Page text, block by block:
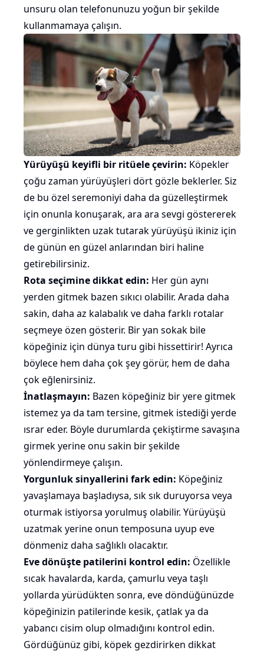
unsuru olan telefonunuzu yoğun bir şekilde
kullanmamaya çalışın.
Yürüyüşü keyifli bir ritüele çevirin: Köpekler
çoğu zaman yürüyüşleri dört gözle beklerler. Siz
de bu özel seremoniyi daha da güzelleştirmek
için onunla konuşarak, ara ara sevgi göstererek
ve gerginlikten uzak tutarak yürüyüşü ikiniz için
de günün en güzel anlarından biri haline
getirebilirsiniz.
Rota seçimine dikkat edin: Her gün aynı
yerden gitmek bazen sıkıcı olabilir. Arada daha
sakin, daha az kalabalık ve daha farklı rotalar
seçmeye özen gösterir. Bir yan sokak bile
köpeğiniz için dünya turu gibi hissettirir! Ayrıca
böylece hem daha çok şey görür, hem de daha
çok eğlenirsiniz.
İnatlaşmayın: Bazen köpeğiniz bir yere gitmek
istemez ya da tam tersine, gitmek istediği yerde
ısrar eder. Böyle durumlarda çekiştirme savaşına
girmek yerine onu sakin bir şekilde
yönlendirmeye çalışın.
Yorgunluk sinyallerini fark edin: Köpeğiniz
yavaşlamaya başladıysa, sık sık duruyorsa veya
oturmak istiyorsa yorulmuş olabilir. Yürüyüşü
uzatmak yerine onun temposuna uyup eve
dönmeniz daha sağlıklı olacaktır.
Eve dönüşte patilerini kontrol edin: Özellikle
sıcak havalarda, karda, çamurlu veya taşlı
yollarda yürüdükten sonra, eve döndüğünüzde
köpeğinizin patilerinde kesik, çatlak ya da
yabancı cisim olup olmadığını kontrol edin.
Gördüğünüz gibi, köpek gezdirirken dikkat